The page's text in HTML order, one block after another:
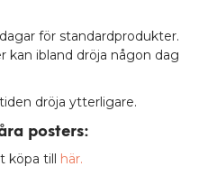
för standardprodukter.
kan ibland dröja någon dag
dröja ytterligare.
posters:
köpa till här.